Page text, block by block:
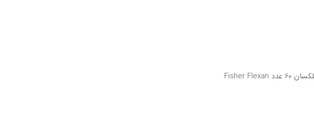
اولین نفری باشید که دیدگاهی را ارسال می کنید برای “قرص گلوکزآمین و کندرویتین مکس فیشر فلکسان 60 عدد Fisher Flexan